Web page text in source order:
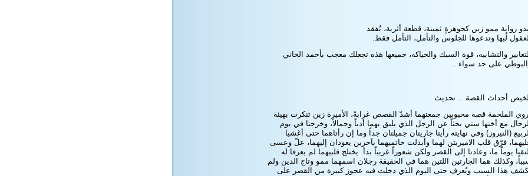
رواية ممو زين كجوهرةٍ ثمينة، قطعة أثرية، تُفقد
لُبها وتدعوها للجلوس والتأمل، التأمل فقط.
التعابير والتشابيه، قوة السبك والحياكه، جميعها هذه تجعلك معجب بأحمد الخاني
على حد سواء ..
أحداث القصة… تحديث
الملحمة قصة محبوبين جمعتهما أشدّ القصص غرابةً، الأميرة زين تنكرت بهيئة
الرجال مع أختها ستي بحثاً عن الرجل الذي يليق بهما أدباً وجمالاً، وخرجتا في يوم
الربيع (النيروز) وفي نهايته رأيتا جاريتان جميلتان جداً وما إن رأتاهما حتى أغشيا
فرّق قلب الاميريتن لهما وأبدلت خاتميهما بآخرين يعودان إليهما، علّ وعسى
يوماً ما، وعادتا إلى القصر ولكن شعوراً غريباً بدأ يختلج قلبيهما لم يعرفا له
وكذلك هما الجارتين اللتين هما في الحقيقة رجلان اسمهما ممو وتاج الدين ولم
هذا السبب ويُعرف حتى اليوم الذي دخلت فيه عجوز كبيرة من القصر على